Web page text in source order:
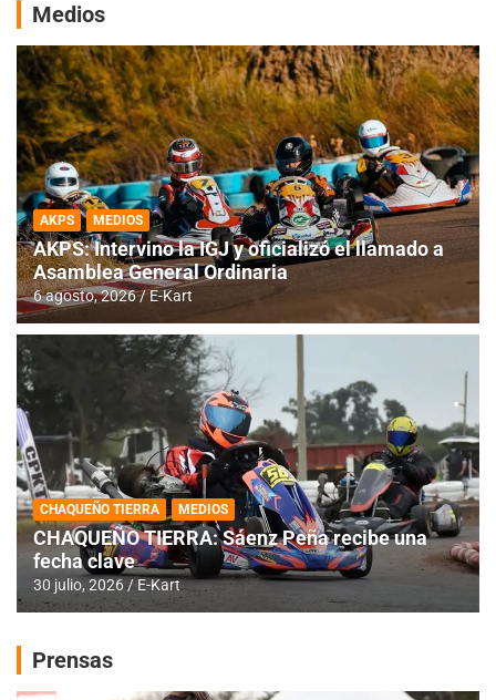
Medios
AKPS MEDIOS
AKPS: Intervino la IGJ y oficializó el llamado a
Asamblea General Ordinaria
6 agosto, 2026 E-Kart
CHAQUEÑO TIERRA MEDIOS
CHAQUEÑO TIERRA: Sáenz Peña recibe una
fecha clave
30 julio, 2026 E-Kart
Prensas